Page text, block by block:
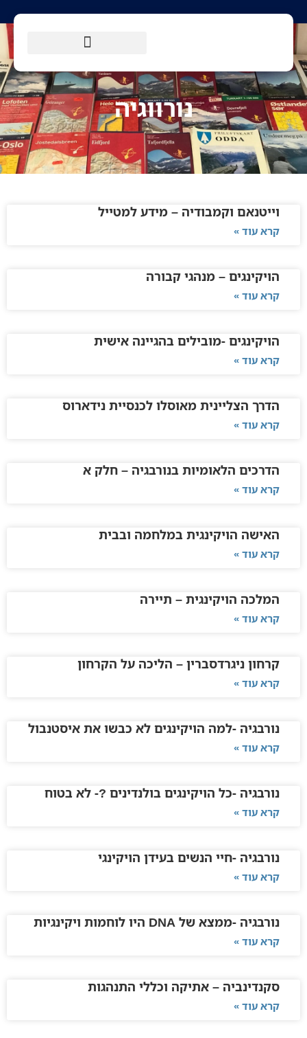
נורווגיה
וייטנאם וקמבודיה – מידע למטייל
קרא עוד »
הויקינגים – מנהגי קבורה
קרא עוד »
הויקינגים -מובילים בהגיינה אישית
קרא עוד »
הדרך הצליינית מאוסלו לכנסיית נידארוס
קרא עוד »
הדרכים הלאומיות בנורבגיה – חלק א
קרא עוד »
האישה הויקינגית במלחמה ובבית
קרא עוד »
המלכה הויקינגית – תיירה
קרא עוד »
קרחון ניגרדסברין – הליכה על הקרחון
קרא עוד »
נורבגיה -למה הויקינגים לא כבשו את איסטנבול
קרא עוד »
נורבגיה -כל הויקינגים בולנדינים ?- לא בטוח
קרא עוד »
נורבגיה -חיי הנשים בעידן הויקינגי
קרא עוד »
נורבגיה -ממצא של DNA היו לוחמות ויקינגיות
קרא עוד »
סקנדינביה – אתיקה וכללי התנהגות
קרא עוד »